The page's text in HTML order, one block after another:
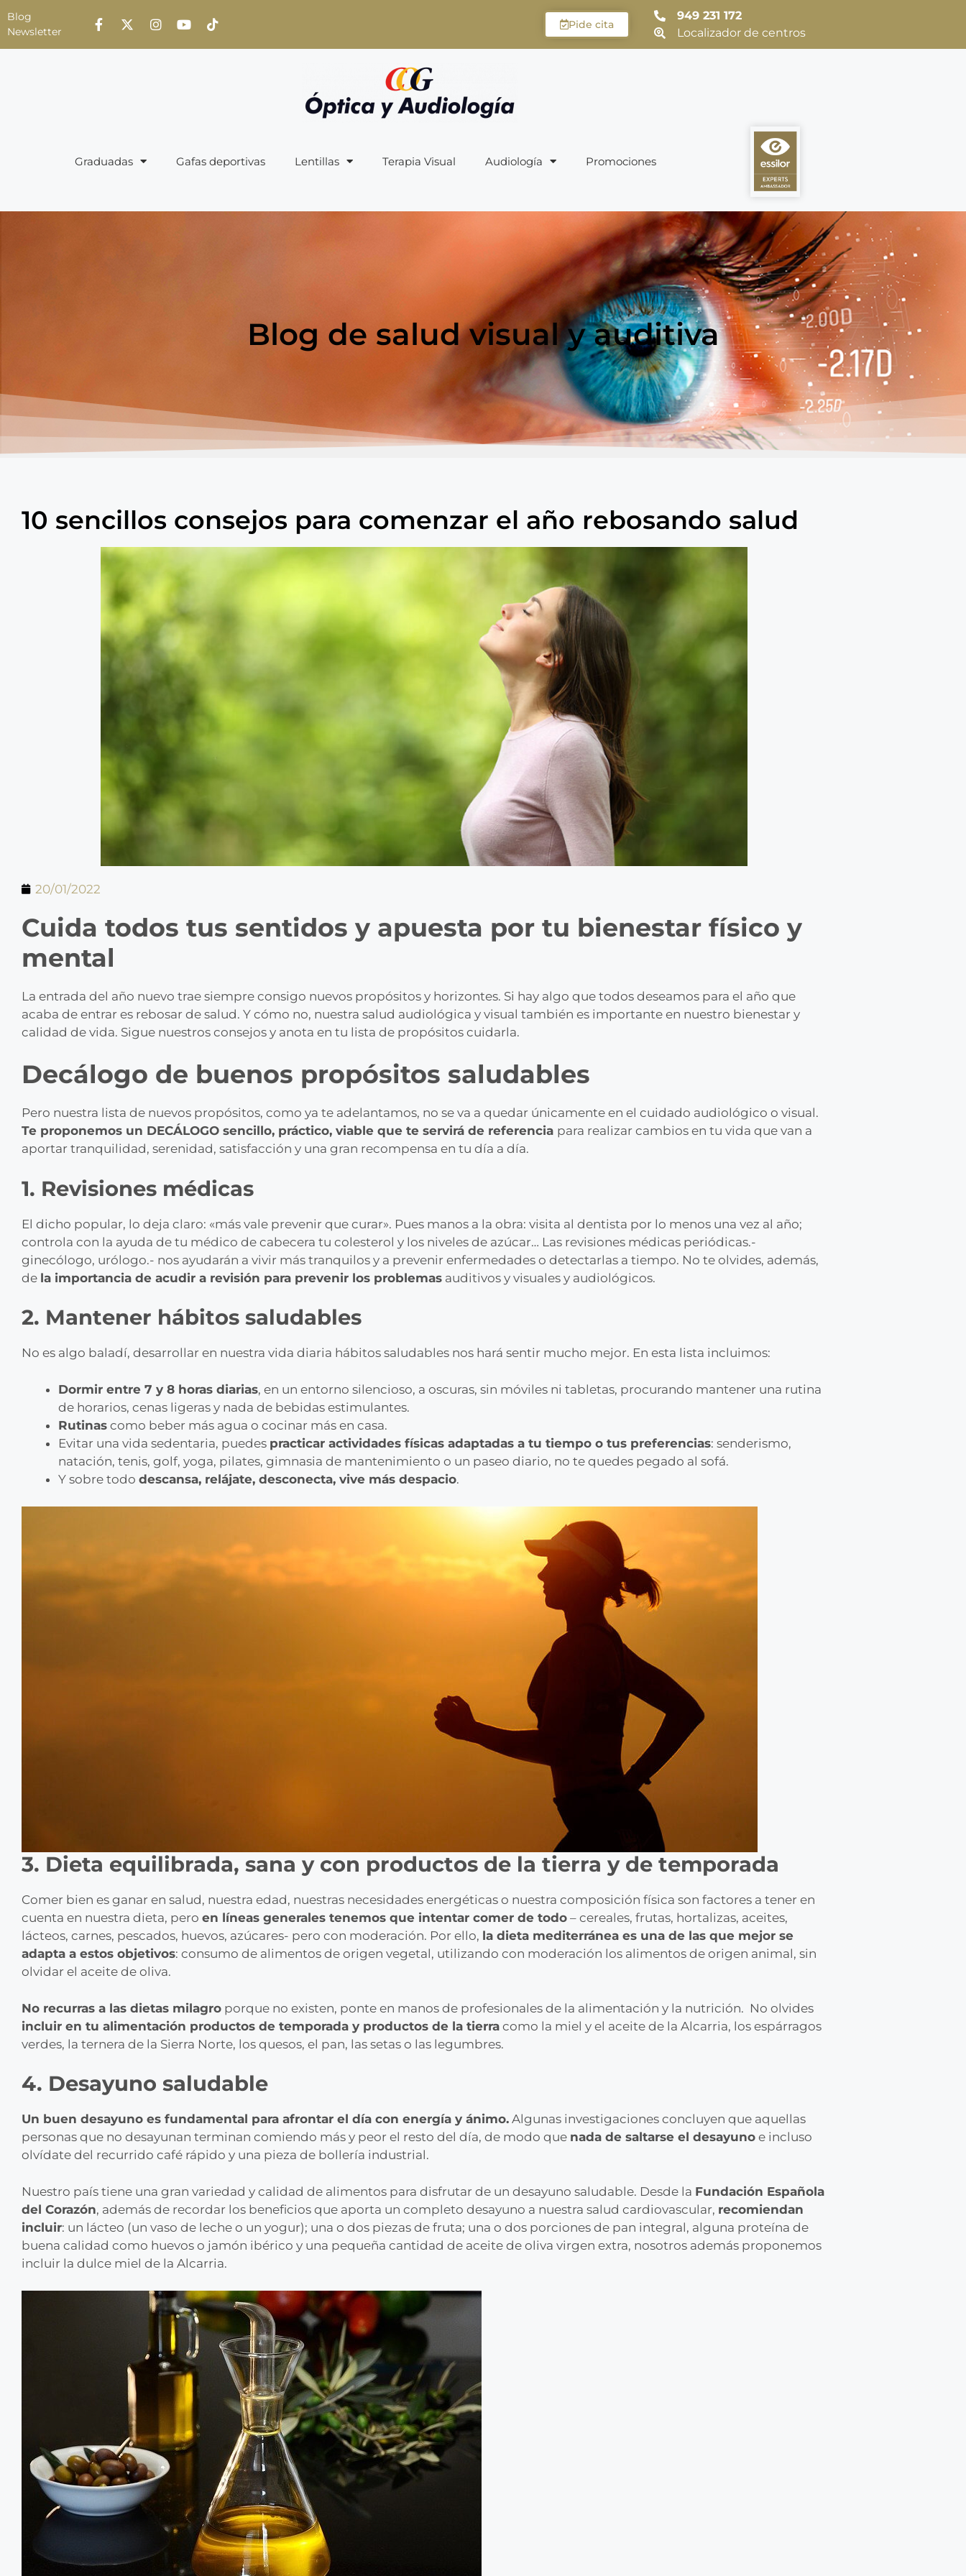
Blog
Newsletter
Pide cita
949 231 172
Localizador de centros
Graduadas Gafas deportivas Lentillas Terapia Visual Audiología Promociones
Blog de salud visual y auditiva
10 sencillos consejos para comenzar el año rebosando salud
20/01/2022
Cuida todos tus sentidos y apuesta por tu bienestar físico y
mental
La entrada del año nuevo trae siempre consigo nuevos propósitos y horizontes. Si hay algo que todos deseamos para el año que
acaba de entrar es rebosar de salud. Y cómo no, nuestra salud audiológica y visual también es importante en nuestro bienestar y
calidad de vida. Sigue nuestros consejos y anota en tu lista de propósitos cuidarla.
Decálogo de buenos propósitos saludables
Pero nuestra lista de nuevos propósitos, como ya te adelantamos, no se va a quedar únicamente en el cuidado audiológico o visual.
Te proponemos un DECÁLOGO sencillo, práctico, viable que te servirá de referencia para realizar cambios en tu vida que van a
aportar tranquilidad, serenidad, satisfacción y una gran recompensa en tu día a día.
1. Revisiones médicas
El dicho popular, lo deja claro: «más vale prevenir que curar». Pues manos a la obra: visita al dentista por lo menos una vez al año;
controla con la ayuda de tu médico de cabecera tu colesterol y los niveles de azúcar… Las revisiones médicas periódicas.-
ginecólogo, urólogo.- nos ayudarán a vivir más tranquilos y a prevenir enfermedades o detectarlas a tiempo. No te olvides, además,
de la importancia de acudir a revisión para prevenir los problemas auditivos y visuales y audiológicos.
2. Mantener hábitos saludables
No es algo baladí, desarrollar en nuestra vida diaria hábitos saludables nos hará sentir mucho mejor. En esta lista incluimos:
Dormir entre 7 y 8 horas diarias, en un entorno silencioso, a oscuras, sin móviles ni tabletas, procurando mantener una rutina
de horarios, cenas ligeras y nada de bebidas estimulantes.
Rutinas como beber más agua o cocinar más en casa.
Evitar una vida sedentaria, puedes practicar actividades físicas adaptadas a tu tiempo o tus preferencias: senderismo,
natación, tenis, golf, yoga, pilates, gimnasia de mantenimiento o un paseo diario, no te quedes pegado al sofá.
Y sobre todo descansa, relájate, desconecta, vive más despacio.
3. Dieta equilibrada, sana y con productos de la tierra y de temporada
Comer bien es ganar en salud, nuestra edad, nuestras necesidades energéticas o nuestra composición física son factores a tener en
cuenta en nuestra dieta, pero en líneas generales tenemos que intentar comer de todo – cereales, frutas, hortalizas, aceites,
lácteos, carnes, pescados, huevos, azúcares- pero con moderación. Por ello, la dieta mediterránea es una de las que mejor se
adapta a estos objetivos: consumo de alimentos de origen vegetal, utilizando con moderación los alimentos de origen animal, sin
olvidar el aceite de oliva.
No recurras a las dietas milagro porque no existen, ponte en manos de profesionales de la alimentación y la nutrición. No olvides
incluir en tu alimentación productos de temporada y productos de la tierra como la miel y el aceite de la Alcarria, los espárragos
verdes, la ternera de la Sierra Norte, los quesos, el pan, las setas o las legumbres.
4. Desayuno saludable
Un buen desayuno es fundamental para afrontar el día con energía y ánimo. Algunas investigaciones concluyen que aquellas
personas que no desayunan terminan comiendo más y peor el resto del día, de modo que nada de saltarse el desayuno e incluso
olvídate del recurrido café rápido y una pieza de bollería industrial.
Nuestro país tiene una gran variedad y calidad de alimentos para disfrutar de un desayuno saludable. Desde la Fundación Española
del Corazón, además de recordar los beneficios que aporta un completo desayuno a nuestra salud cardiovascular, recomiendan
incluir: un lácteo (un vaso de leche o un yogur); una o dos piezas de fruta; una o dos porciones de pan integral, alguna proteína de
buena calidad como huevos o jamón ibérico y una pequeña cantidad de aceite de oliva virgen extra, nosotros además proponemos
incluir la dulce miel de la Alcarria.